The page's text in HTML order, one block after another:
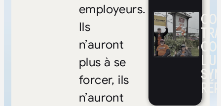
employeurs.
Ils
n’auront
plus à se
forcer, ils
n’auront